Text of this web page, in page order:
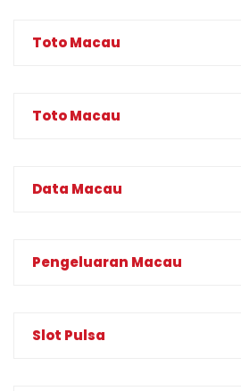
Toto Macau
Toto Macau
Data Macau
Pengeluaran Macau
Slot Pulsa